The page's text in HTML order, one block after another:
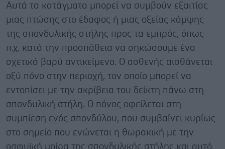
Αυτά τα κατάγματα μπορεί να συμβούν εξαιτίας
μιας πτώσης στο έδαφος ή μιας οξείας κάμψης
της σπονδυλικής στήλης προς τα εμπρός, όπως
π.χ. κατά την προσπάθεια να σηκώσουμε ένα
σχετικά βαρύ αντικείμενο. Ο ασθενής αισθάνεται
οξύ πόνο στην περιοχή, τον οποίο μπορεί να
εντοπίσει με την ακρίβεια του δείκτη πάνω στη
σπονδυλική στήλη. Ο πόνος οφείλεται στη
συμπίεση ενός σπονδύλου, που συμβαίνει κυρίως
στο σημείο που ενώνεται η θωρακική με την
οσφυϊκή μοίρα της σπονδυλικής στήλης και αυτό